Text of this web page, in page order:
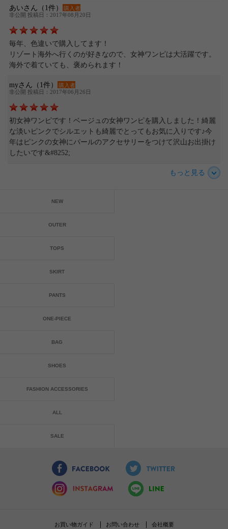
あいさん（1件）
購入者
非公開 投稿日：2017年08月20日
毎年、色違いで購入してます！
リゾート海外へ行くのが好きなので、女神ワンピは大活躍です。
海外で着ていても、褒められます！
myさん（1件）
購入者
非公開 投稿日：2017年06月26日
初女神ワンピです！ベージュの女神ワンピを購入しました！綺麗
な淡いピンクでシルエットも綺麗でとってもお気に入りです♪今
年はピンクの女神にパールのアクセサリーをつけて沢山お出掛け
したいです&#8252;
もっと見る
NEW
OUTER
TOPS
SKIRT
PANTS
ONE-PIECE
BAG
SHOES
FASHION ACCESSORIES
ALL
SALE
お買い物ガイド お問い合わせ 会社概要